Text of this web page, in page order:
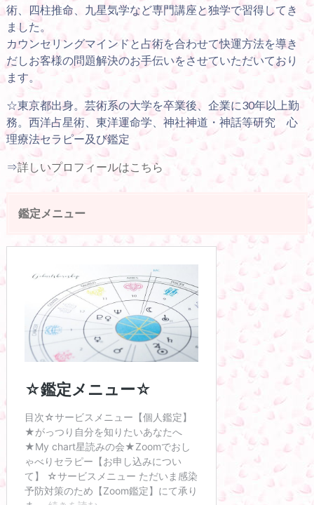
術、四柱推命、九星気学など専門講座と独学で習得してき
ました。
カウンセリングマインドと占術を合わせて快運方法を導き
だしお客様の問題解決のお手伝いをさせていただいており
ます。
☆東京都出身。芸術系の大学を卒業後、企業に30年以上勤
務。西洋占星術、東洋運命学、神社神道・神話等研究 心
理療法セラピー及び鑑定
⇒詳しいプロフィールはこちら
鑑定メニュー